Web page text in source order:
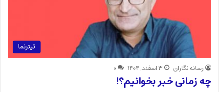
تیترنما
رسانه نگاران ۳ اسفند, ۱۴۰۴ ۰
چه زمانی خبر بخوانیم؟!